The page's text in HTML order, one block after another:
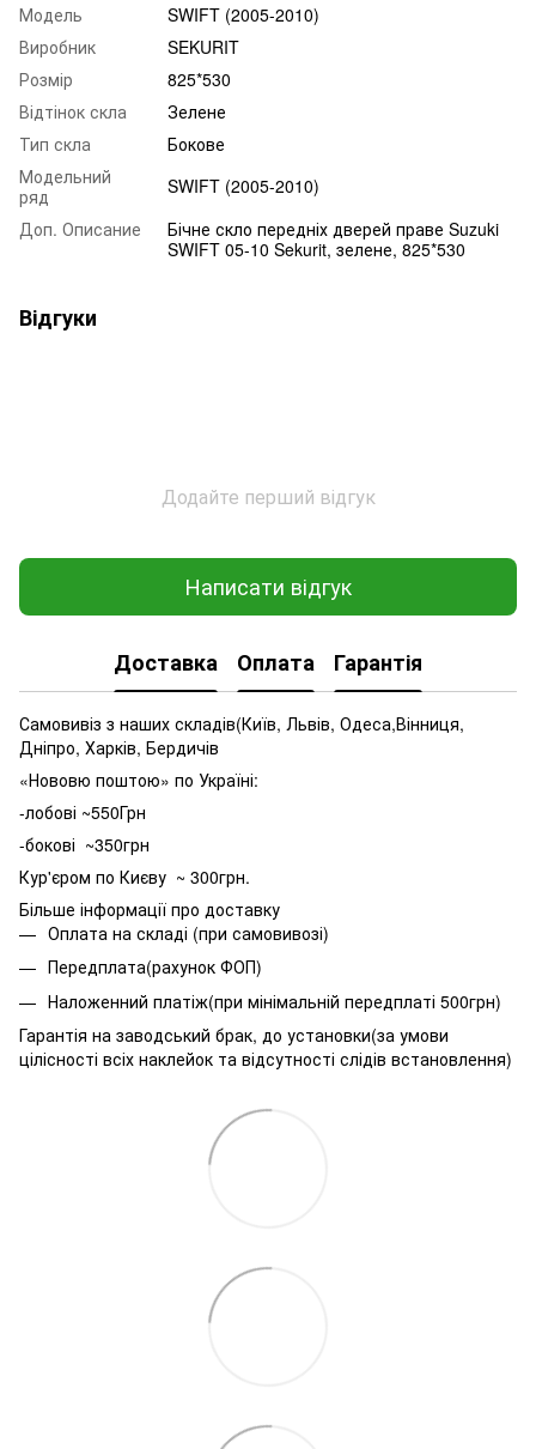
Модель
SWIFT (2005-2010)
Виробник
SEKURIT
Розмір
825*530
Відтінок скла
Зелене
Тип скла
Бокове
Модельний
ряд
SWIFT (2005-2010)
Доп. Описание
Бічне скло передніх дверей праве Suzuki
SWIFT 05-10 Sekurit, зелене, 825*530
Відгуки
Додайте перший відгук
Написати відгук
Доставка Оплата Гарантія
Самовивіз з наших складів(Київ, Львів, Одеса,Вінниця,
Дніпро, Харків, Бердичів
«Нововю поштою» по Україні:
-лобові ~550Грн
-бокові ~350грн
Кур'єром по Києву ~ 300грн.
Більше інформації про доставку
Оплата на складі (при самовивозі)
Передплата(рахунок ФОП)
Наложенний платіж(при мінімальній передплаті 500грн)
Гарантія на заводський брак, до установки(за умови
цілісності всіх наклейок та відсутності слідів встановлення)